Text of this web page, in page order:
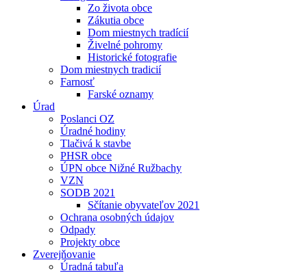
Zo života obce
Zákutia obce
Dom miestnych tradícií
Živelné pohromy
Historické fotografie
Dom miestnych tradicií
Farnosť
Farské oznamy
Úrad
Poslanci OZ
Úradné hodiny
Tlačivá k stavbe
PHSR obce
ÚPN obce Nižné Ružbachy
VZN
SODB 2021
Sčítanie obyvateľov 2021
Ochrana osobných údajov
Odpady
Projekty obce
Zverejňovanie
Úradná tabuľa